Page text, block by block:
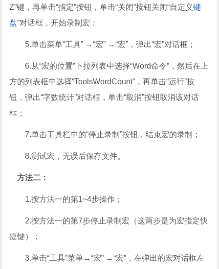
Z”键，再单击“指定”按钮，单击“关闭”按钮关闭“自定义键
盘”对话框，开始录制宏；
5.单击菜单“工具” →“宏” →“宏”，弹出“宏”对话框；
6.从“宏的位置”下拉列表中选择“Word命令”，然后在上
方的列表框中选择“ToolsWordCount”，再单击“运行”按
钮，弹出“字数统计”对话框，单击“取消”按钮取消该对话
框；
7.单击工具栏中的“停止录制”按钮，结束宏的录制；
8.测试宏，无误后保存文件。
方法二：
1.按方法一的第1~4步操作；
2.按方法一的第7步停止录制宏（这两步是为宏指定快
捷键）；
3.单击“工具”菜单→“宏” →“宏”，在弹出的宏对话框左